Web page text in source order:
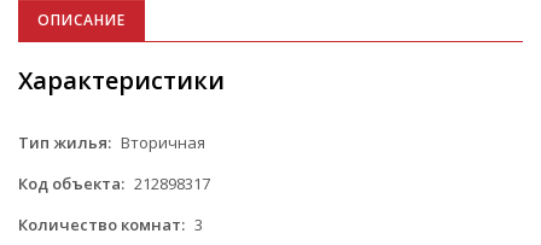
ОПИСАНИЕ
Характеристики
Тип жилья: Вторичная
Код объекта: 212898317
Количество комнат: 3